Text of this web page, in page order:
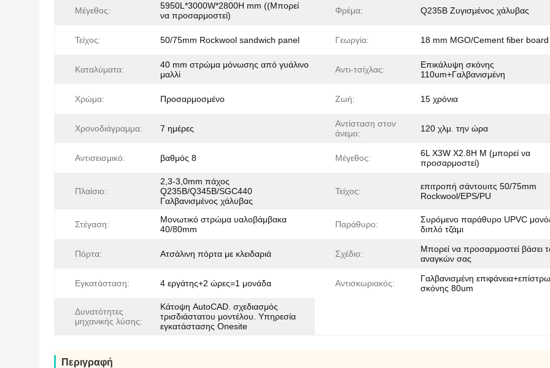
Μέγεθος:
5950L*3000W*2800H mm ((Μπορεί
να προσαρμοστεί)
Φρέμα: Q235B Ζυγισμένος χάλυβας
Τείχος: 50/75mm Rockwool sandwich panel Γεωργία: 18 mm MGO/Cement fiber board
Καταλύματα:
40 mm στρώμα μόνωσης από γυάλινο
μαλλί
Αντι-τσίχλας:
Επικάλυψη σκόνης
110um+Γαλβανισμένη
Χρώμα: Προσαρμοσμένο Ζωή: 15 χρόνια
Χρονοδιάγραμμα: 7 ημέρες
Αντίσταση στον
άνεμο:
120 χλμ. την ώρα
Αντισεισμικό: βαθμός 8 Μέγεθος:
6L X3W X2.8H M (μπορεί να
προσαρμοστεί)
Πλαίσιο:
2,3-3,0mm πάχος
Q235B/Q345B/SGC440
Γαλβανισμένος χάλυβας
Τείχος:
επιτροπή σάντουιτς 50/75mm
Rockwool/EPS/PU
Στέγαση:
Μονωτικό στρώμα υαλοβάμβακα
40/80mm
Παράθυρο:
Συρόμενο παράθυρο UPVC
διπλό τζάμι
Πόρτα: Ατσάλινη πόρτα με κλειδαριά Σχέδιο:
Μπορεί να προσαρμοστεί βάσει
αναγκών σας
Εγκατάσταση: 4 εργάτης+2 ώρες=1 μονάδα Αντισκωριακός:
Γαλβανισμένη
σκόνης 80um
Δυνατότητες
μηχανικής λύσης:
Κάτοψη AutoCAD. σχεδιασμός
τρισδιάστατου μοντέλου. Υπηρεσία
εγκατάστασης Onesite
Περιγραφή